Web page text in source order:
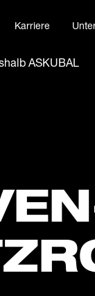
Karriere
ASKUBAL